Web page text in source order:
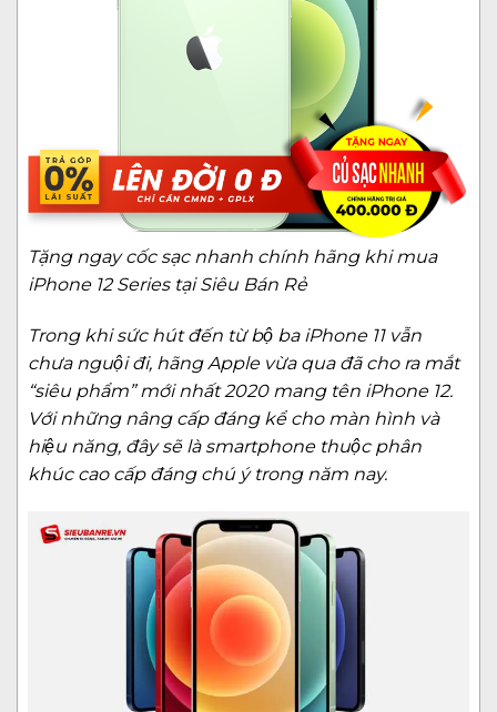
Tặng ngay cốc sạc nhanh chính hãng khi mua
iPhone 12 Series tại Siêu Bán Rẻ
Trong khi sức hút đến từ bộ ba iPhone 11 vẫn
chưa nguội đi, hãng Apple vừa qua đã cho ra mắt
“siêu phẩm” mới nhất 2020 mang tên iPhone 12.
Với những nâng cấp đáng kể cho màn hình và
hiệu năng, đây sẽ là smartphone thuộc phân
khúc cao cấp đáng chú ý trong năm nay.